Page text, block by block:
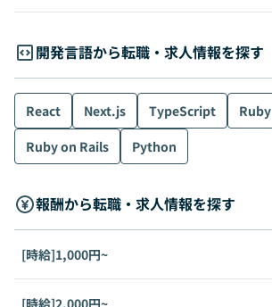
開発言語から転職・求人情報を探す
React Next.js TypeScript
Ruby
Ruby on Rails
Python
報酬から転職・求人情報を探す
[時給]1,000円~